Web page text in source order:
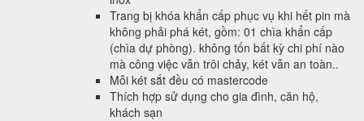
Trang bị khóa khẩn cấp phục vụ khi hết pin mà
không phải phá két, gồm: 01 chìa khẩn cấp
(chìa dự phòng). không tốn bất kỳ chi phí nào
mà công việc vẫn trôi chảy, két vẫn an toàn..
Mỗi két sắt đều có mastercode
Thích hợp sử dụng cho gia đình, căn hộ,
khách sạn